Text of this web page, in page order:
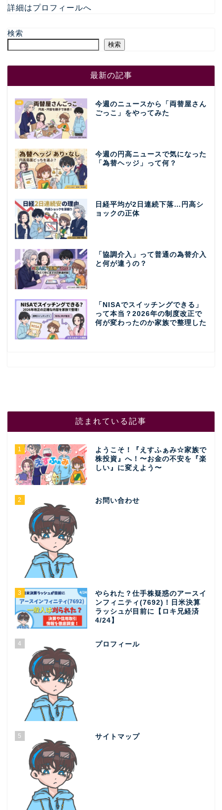
詳細はプロフィールへ
検索
検索
最新の記事
今週のニュースから「両替屋さん
ごっこ」をやってみた
今週の円高ニュースで気になった
「為替ヘッジ」って何？
日経平均が2日連続下落…円高シ
ョックの正体
「協調介入」って普通の為替介入
と何が違うの？
「NISAでスイッチングできる」
って本当？2026年の制度改正で
何が変わったのか家族で整理した
読まれている記事
1
ようこそ！『えすふぁみ☆家族で
株投資』へ！〜お金の不安を『楽
しい』に変えよう〜
2 お問い合わせ
3
やられた？仕手株疑惑のアースイ
ンフィニティ(7692)！日米決算
ラッシュが目前に【ロキ兄経済
4/24】
4 プロフィール
5 サイトマップ